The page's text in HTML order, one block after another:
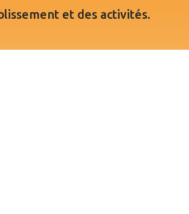
et des activités.